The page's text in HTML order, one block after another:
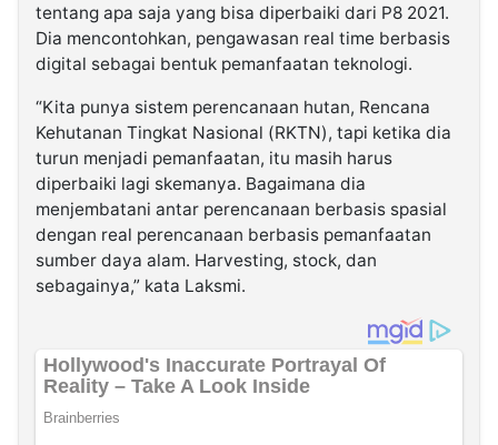
tentang apa saja yang bisa diperbaiki dari P8 2021.
Dia mencontohkan, pengawasan real time berbasis
digital sebagai bentuk pemanfaatan teknologi.
“Kita punya sistem perencanaan hutan, Rencana
Kehutanan Tingkat Nasional (RKTN), tapi ketika dia
turun menjadi pemanfaatan, itu masih harus
diperbaiki lagi skemanya. Bagaimana dia
menjembatani antar perencanaan berbasis spasial
dengan real perencanaan berbasis pemanfaatan
sumber daya alam. Harvesting, stock, dan
sebagainya,” kata Laksmi.